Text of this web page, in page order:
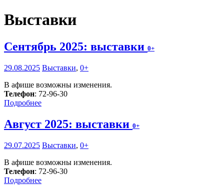
Выставки
Сентябрь 2025: выставки 0+
29.08.2025 Выставки, 0+
В афише возможны изменения.
Телефон: 72-96-30
Подробнее
Август 2025: выставки 0+
29.07.2025 Выставки, 0+
В афише возможны изменения.
Телефон: 72-96-30
Подробнее